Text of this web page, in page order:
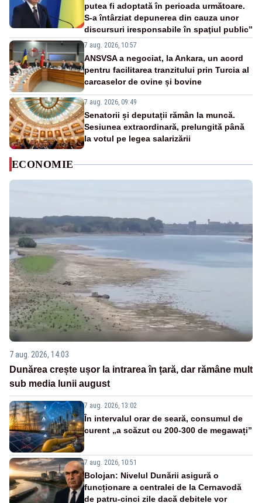
putea fi adoptată în perioada următoare.
S-a întârziat depunerea din cauza unor
discursuri iresponsabile în spaţiul public”
7 aug. 2026, 10:57
ANSVSA a negociat, la Ankara, un acord
pentru facilitarea tranzitului prin Turcia al
carcaselor de ovine și bovine
7 aug. 2026, 09:49
Senatorii și deputații rămân la muncă.
Sesiunea extraordinară, prelungită până
la votul pe legea salarizării
ECONOMIE
7 aug. 2026, 14:03
Dunărea crește ușor la intrarea în țară, dar rămâne mult
sub media lunii august
7 aug. 2026, 13:02
În intervalul orar de seară, consumul de
curent „a scăzut cu 200-300 de megawați”
7 aug. 2026, 10:51
Bolojan: Nivelul Dunării asigură o
funcționare a centralei de la Cernavodă
de patru-cinci zile dacă debitele vor